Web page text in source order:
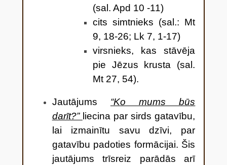
(sal. Apd 10 -11)
cits simtnieks (sal.: Mt
9, 18-26; Lk 7, 1-17)
virsnieks, kas stāvēja
pie Jēzus krusta (sal.
Mt 27, 54).
Jautājums “Ko mums būs
darīt?” liecina par sirds gatavību,
lai izmainītu savu dzīvi, par
gatavību padoties formācijai. Šis
jautājums trīsreiz parādās arī